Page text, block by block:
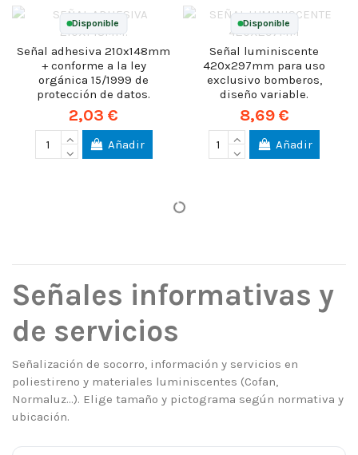
Disponible
Señal adhesiva 210x148mm
+ conforme a la ley
orgánica 15/1999 de
protección de datos.
2,03 €
Añadir
Disponible
Señal luminiscente
420x297mm para uso
exclusivo bomberos,
diseño variable.
8,69 €
Añadir
Señales informativas y
de servicios
Señalización de socorro, información y servicios en
poliestireno y materiales luminiscentes (Cofan,
Normaluz…). Elige tamaño y pictograma según normativa y
ubicación.